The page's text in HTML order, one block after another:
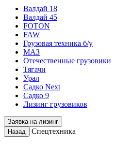
Валдай 18
Валдай 45
FOTON
FAW
Грузовая техника б/у
МАЗ
Отечественные грузовики
Тягачи
Урал
Садко Next
Садко 9
Лизинг грузовиков
Заявка на лизинг
Назад
Спецтехника